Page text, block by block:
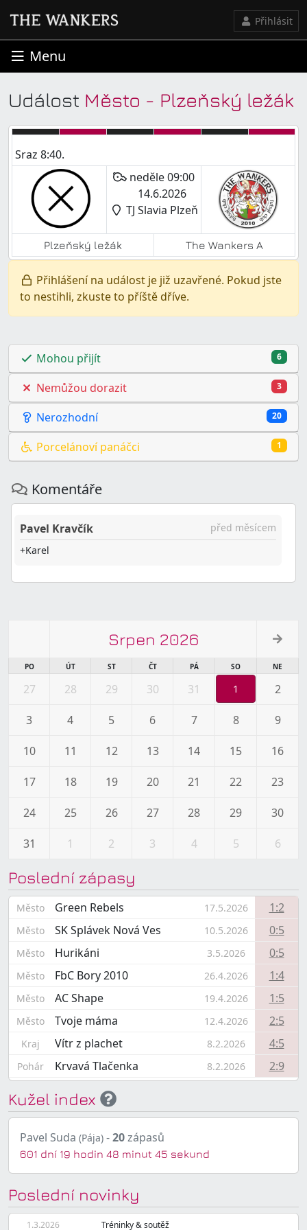
Přihlásit
Menu
Událost Město - Plzeňský ležák
Sraz 8:40.
neděle 09:00
14.6.2026
TJ Slavia Plzeň
Plzeňský ležák The Wankers A
Přihlášení na událost je již uzavřené. Pokud jste
to nestihli, zkuste to příště dříve.
Mohou přijít 6
Nemůžou dorazit 3
Nerozhodní 20
Porcelánoví panáčci 1
Komentáře
Pavel Kravčík
před měsícem
+Karel
Srpen 2026
PO ÚT ST ČT PÁ SO NE
27 28 29 30 31 1 2
3 4 5 6 7 8 9
10 11 12 13 14 15 16
17 18 19 20 21 22 23
24 25 26 27 28 29 30
31 1 2 3 4 5 6
Poslední zápasy
Město Green Rebels 17.5.2026 1:2
Město SK Splávek Nová Ves 10.5.2026 0:5
Město Hurikáni 3.5.2026 0:5
Město FbC Bory 2010 26.4.2026 1:4
Město AC Shape 19.4.2026 1:5
Město Tvoje máma 12.4.2026 2:5
Kraj Vítr z plachet 8.2.2026 4:5
Pohár Krvavá Tlačenka 8.2.2026 2:9
Kužel index
Pavel Suda (Pája) -20zápasů
601 dní 19 hodin 48 minut 45 sekund
Poslední novinky
1.3.2026 Tréninky & soutěž